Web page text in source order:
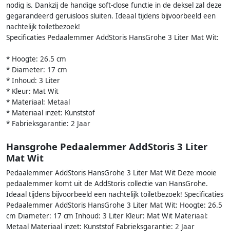
nodig is. Dankzij de handige soft-close functie in de deksel zal deze
gegarandeerd geruisloos sluiten. Ideaal tijdens bijvoorbeeld een
nachtelijk toiletbezoek!
Specificaties Pedaalemmer AddStoris HansGrohe 3 Liter Mat Wit:
* Hoogte: 26.5 cm
* Diameter: 17 cm
* Inhoud: 3 Liter
* Kleur: Mat Wit
* Materiaal: Metaal
* Materiaal inzet: Kunststof
* Fabrieksgarantie: 2 Jaar
Hansgrohe Pedaalemmer AddStoris 3 Liter
Mat Wit
Pedaalemmer AddStoris HansGrohe 3 Liter Mat Wit Deze mooie
pedaalemmer komt uit de AddStoris collectie van HansGrohe.
Ideaal tijdens bijvoorbeeld een nachtelijk toiletbezoek! Specificaties
Pedaalemmer AddStoris HansGrohe 3 Liter Mat Wit: Hoogte: 26.5
cm Diameter: 17 cm Inhoud: 3 Liter Kleur: Mat Wit Materiaal:
Metaal Materiaal inzet: Kunststof Fabrieksgarantie: 2 Jaar